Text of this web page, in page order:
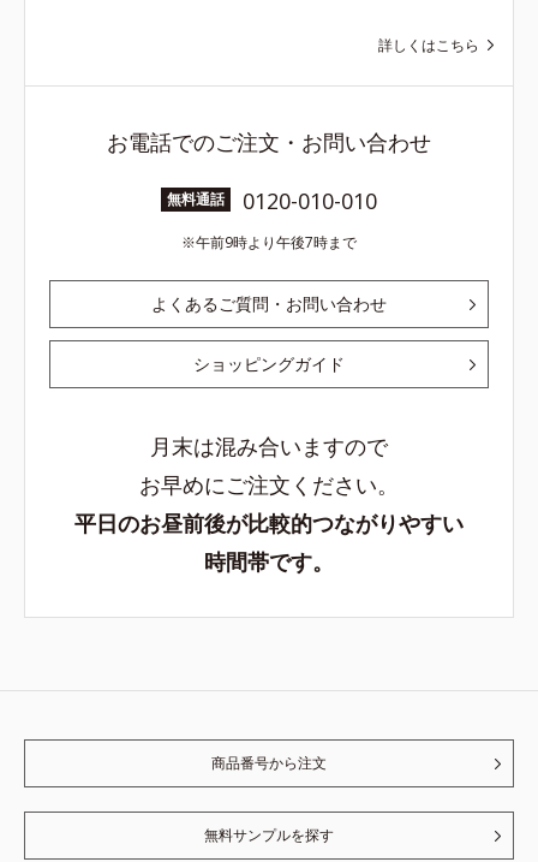
詳しくはこちら
お電話でのご注文・お問い合わせ
無料通話 0120-010-010
午前9時より午後7時まで
よくあるご質問・お問い合わせ
ショッピングガイド
月末は混み合いますので
お早めにご注文ください。
平日のお昼前後が比較的つながりやすい
時間帯です。
商品番号から注文
無料サンプルを探す